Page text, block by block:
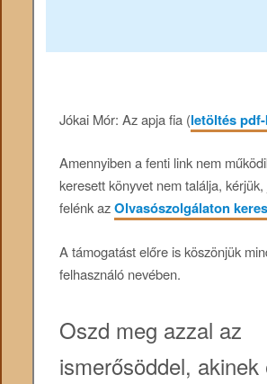
Jókai Mór: Az apja fia (letöltés
Amennyiben a fenti link nem
keresett könyvet nem találja,
felénk azOlvasószolgálaton
A támogatást előre is köszönjük
felhasználó nevében.
Oszd meg azzal az
ismerősöddel, akinek